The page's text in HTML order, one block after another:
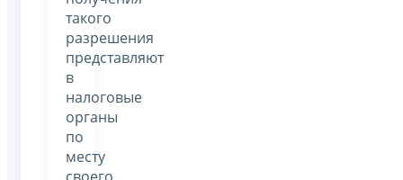
такого
разрешения
представляют
в
налоговые
органы
по
месту